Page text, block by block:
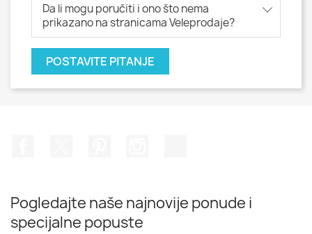
Da li mogu poručiti i ono što nema
prikazano na stranicama Veleprodaje?
POSTAVITE PITANJE
Pogledajte naše najnovije ponude i
specijalne popuste